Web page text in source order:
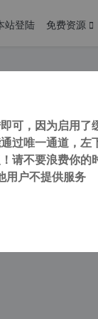
站登陆 免费资源
自动安装工具 官网最后
： 由于网站空间位
可，因为启用了
过唯一通道，左
请不要浪费你的
用户不提供服务